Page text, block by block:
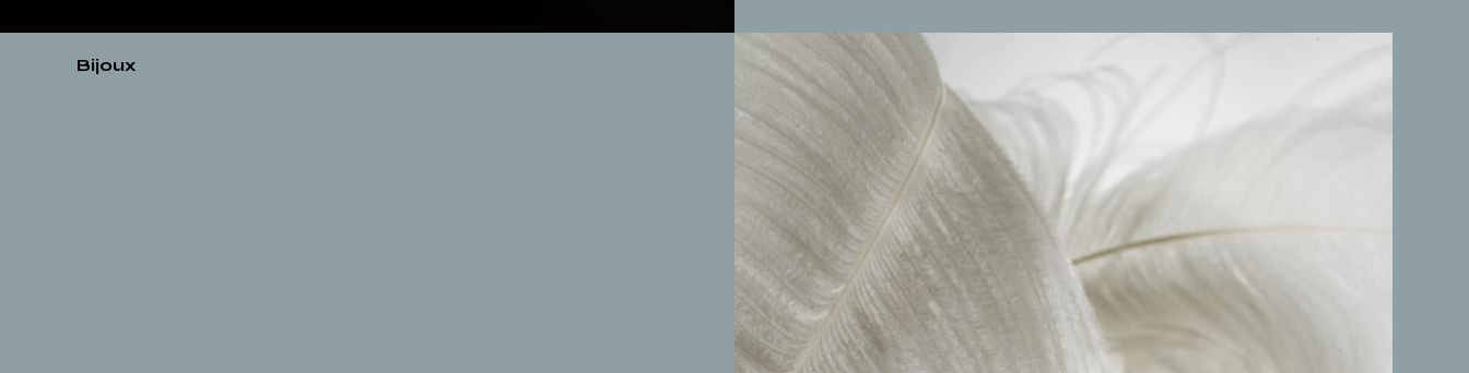
Bijoux